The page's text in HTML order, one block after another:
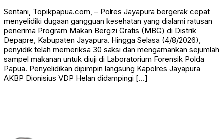
Sentani, Topikpapua.com, – Polres Jayapura bergerak cepat
menyelidiki dugaan gangguan kesehatan yang dialami ratusan
penerima Program Makan Bergizi Gratis (MBG) di Distrik
Depapre, Kabupaten Jayapura. Hingga Selasa (4/8/2026),
penyidik telah memeriksa 30 saksi dan mengamankan sejumlah
sampel makanan untuk diuji di Laboratorium Forensik Polda
Papua. Penyelidikan dipimpin langsung Kapolres Jayapura
AKBP Dionisius VDP Helan didampingi […]